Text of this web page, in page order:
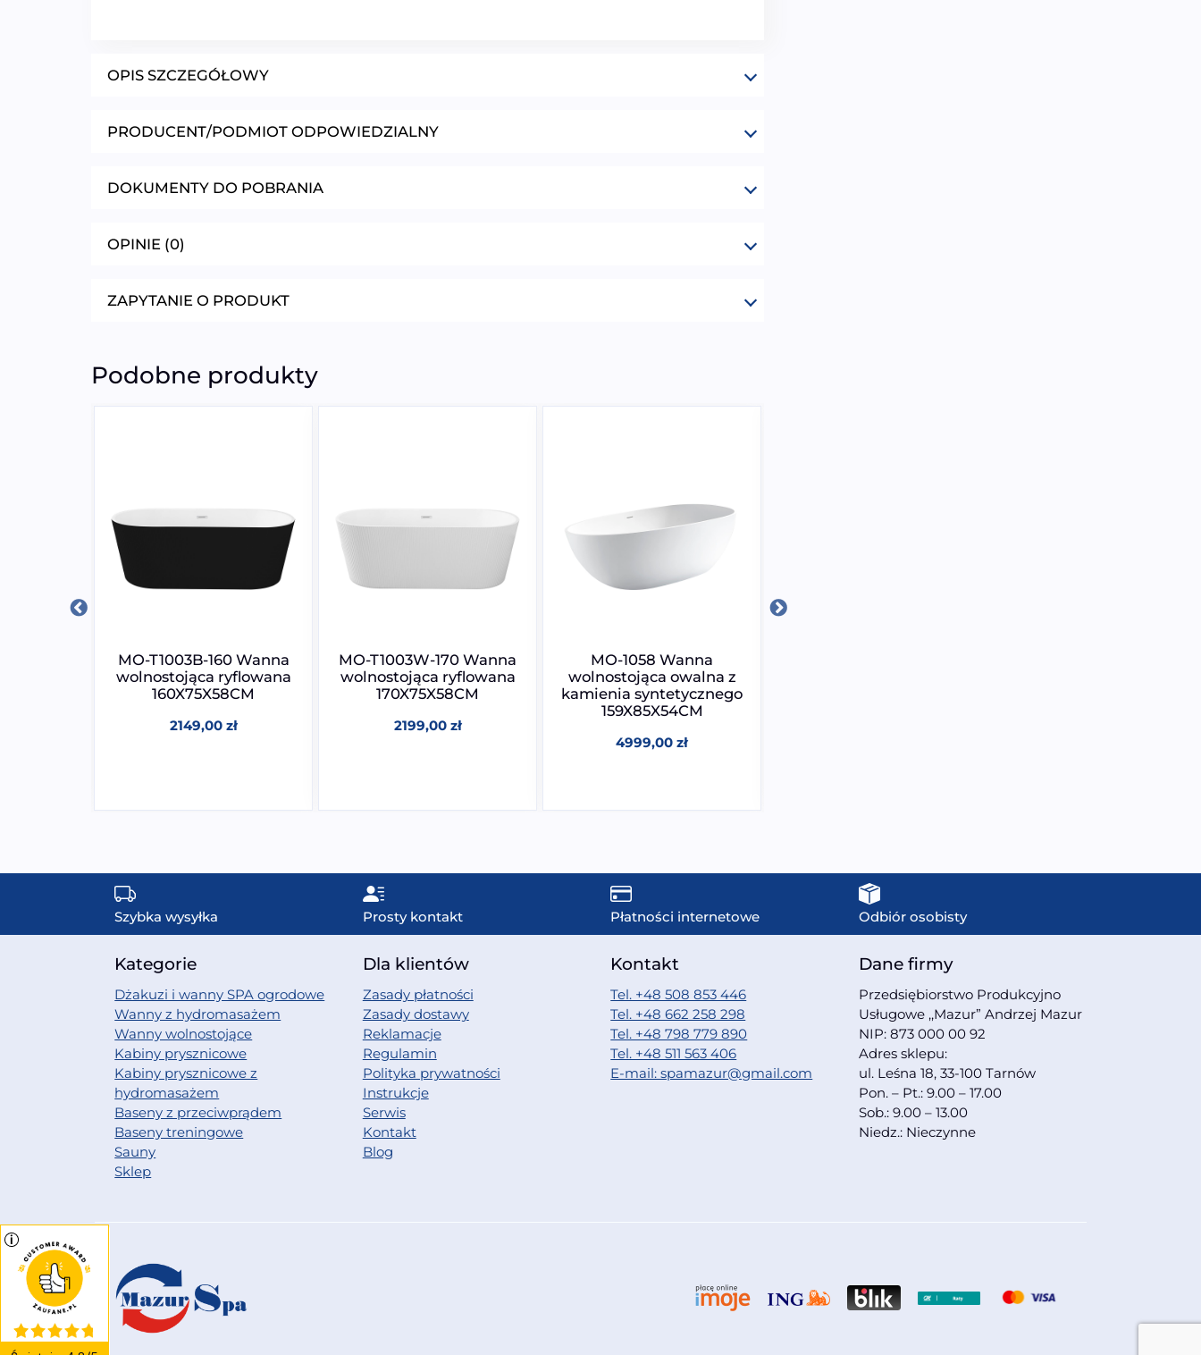
OPIS SZCZEGÓŁOWY
PRODUCENT/PODMIOT ODPOWIEDZIALNY
DOKUMENTY DO POBRANIA
OPINIE (0)
ZAPYTANIE O PRODUKT
Podobne produkty
MO-T1003B-160 Wanna
wolnostojąca ryflowana
160X75X58CM
2149,00 zł
MO-T1003W-170 Wanna
wolnostojąca ryflowana
170X75X58CM
2199,00 zł
MO-1058 Wanna
wolnostojąca owalna z
kamienia syntetycznego
159X85X54CM
4999,00 zł
Szybka wysyłka Prosty kontakt Płatności internetowe Odbiór osobisty
Kategorie
Dżakuzi i wanny SPA ogrodowe
Wanny z hydromasażem
Wanny wolnostojące
Kabiny prysznicowe
Kabiny prysznicowe z
hydromasażem
Baseny z przeciwprądem
Baseny treningowe
Sauny
Sklep
Dla klientów
Zasady płatności
Zasady dostawy
Reklamacje
Regulamin
Polityka prywatności
Instrukcje
Serwis
Kontakt
Blog
Kontakt
Tel. +48 508 853 446
Tel. +48 662 258 298
Tel. +48 798 779 890
Tel. +48 511 563 406
E-mail: spamazur@gmail.com
Dane firmy
Przedsiębiorstwo Produkcyjno
Usługowe ,,Mazur” Andrzej Mazur
NIP: 873 000 00 92
Adres sklepu:
ul. Leśna 18, 33-100 Tarnów
Pon. – Pt.: 9.00 – 17.00
Sob.: 9.00 – 13.00
Niedz.: Nieczynne